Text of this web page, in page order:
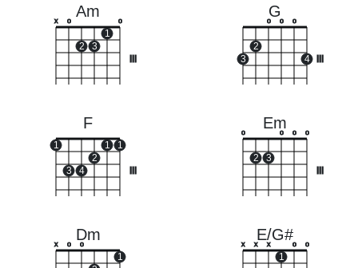
Am
x o
2 3
1
o
G
3
2
o o o
4
F
1
3 4
2
1 1
Em
o
2 3
o o o
Dm
x o o
1
E/G#
x x x
1
o o